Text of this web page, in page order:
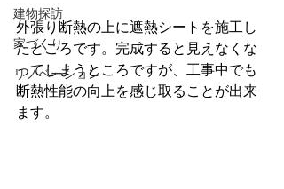
建物探訪
家づくり
リノベーション
外張り断熱の上に遮熱シートを施工し
たところです。完成すると見えなくな
ってしまうところですが、工事中でも
断熱性能の向上を感じ取ることが出来
ます。